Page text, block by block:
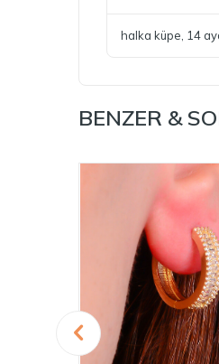
halka küpe 14
BENZER &